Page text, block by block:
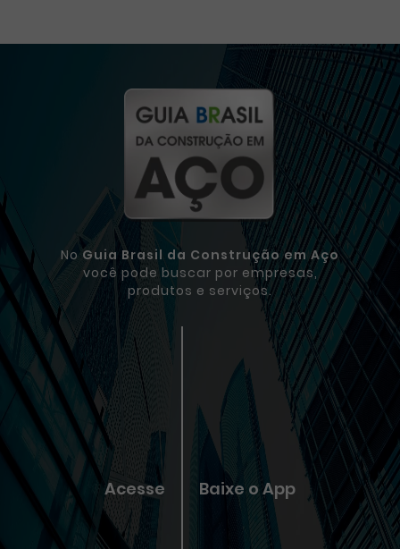
Acesse Baixe o App
No Guia Brasil da Construção em Aço
você pode buscar por empresas,
produtos e serviços.